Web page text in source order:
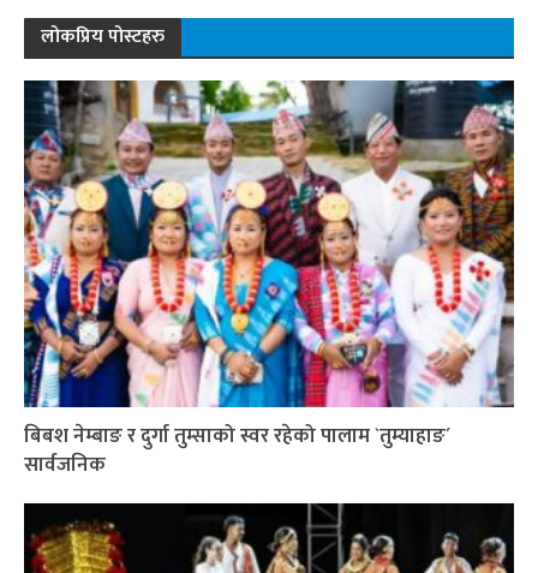
लोकप्रिय पोस्टहरु
बिबश नेम्बाङ र दुर्गा तुम्साको स्वर रहेको पालाम `तुम्याहाङ´
सार्वजनिक